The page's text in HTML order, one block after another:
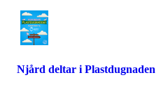
Njård deltar i Plastdugnaden